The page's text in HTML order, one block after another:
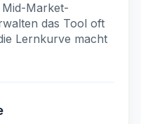
Market-
das Tool oft
Lernkurve macht